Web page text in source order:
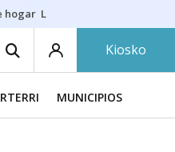
hogar Lío Athletic-Osasuna
Kiosko
MUNICIPIOS